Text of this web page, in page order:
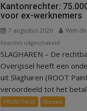
Kantonrechter:
voor ex-werknemers
7 augustus 2026 Wim
Reacties uitgeschakeld
75.000
euro
voor
ex-
SLAGHAREN – De
Overijssel heeft een
uit Slagharen (ROOT
veroordeeld tot het
FRONTPAGE Nieuws